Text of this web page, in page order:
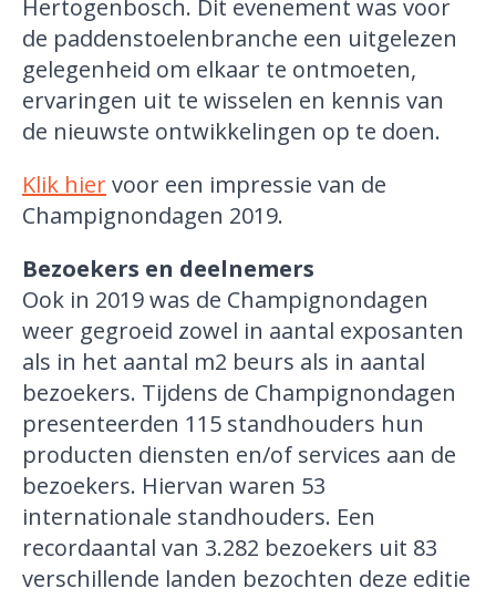
Hertogenbosch. Dit evenement was voor
de paddenstoelenbranche een uitgelezen
gelegenheid om elkaar te ontmoeten,
ervaringen uit te wisselen en kennis van
de nieuwste ontwikkelingen op te doen.
Klik hiervoor een impressie van de
Champignondagen 2019.
Bezoekers en deelnemers
Ook in 2019 was de Champignondagen
weer gegroeid zowel in aantal exposanten
als in het aantal m2 beurs als in aantal
bezoekers. Tijdens de Champignondagen
presenteerden 115 standhouders hun
producten diensten en/of services aan de
bezoekers. Hiervan waren 53
internationale standhouders. Een
recordaantal van 3.282 bezoekers uit 83
verschillende landen bezochten deze editie